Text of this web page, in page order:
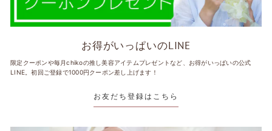
お得がいっぱいのLINE
限定クーポンや毎月chikoの推し美容アイテムプレゼントなど、お得がいっぱいの公式
LINE。初回ご登録で1000円クーポン差し上げます！
お友だち登録はこちら